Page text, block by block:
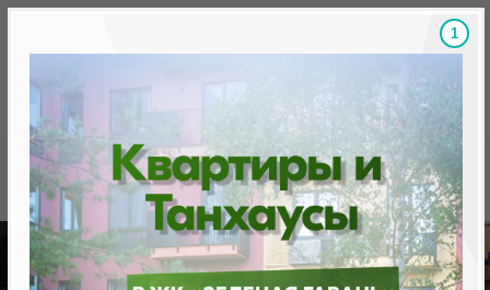
Скидки на новостройки, бонусы Готовые